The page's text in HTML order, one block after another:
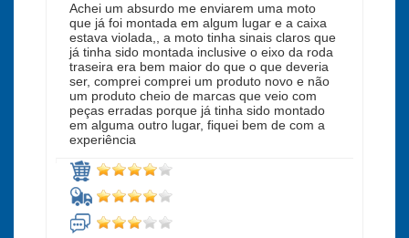
Achei um absurdo me enviarem uma moto
que já foi montada em algum lugar e a caixa
estava violada,, a moto tinha sinais claros que
já tinha sido montada inclusive o eixo da roda
traseira era bem maior do que o que deveria
ser, comprei comprei um produto novo e não
um produto cheio de marcas que veio com
peças erradas porque já tinha sido montado
em alguma outro lugar, fiquei bem de com a
experiência